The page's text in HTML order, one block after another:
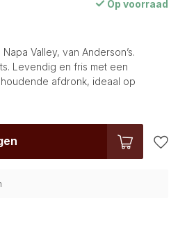
Op voorraad
Valley, van Anderson’s.
Levendig en fris met een
afdronk, ideaal op